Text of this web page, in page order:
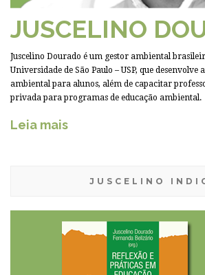
JUSCELINO
Juscelino Dourado é um gestor ambiental
Universidade de São Paulo – USP, que desenvolve
ambiental para alunos, além de capacitar
privada para programas de educação ambiental.
Leia mais
JUSCELINO